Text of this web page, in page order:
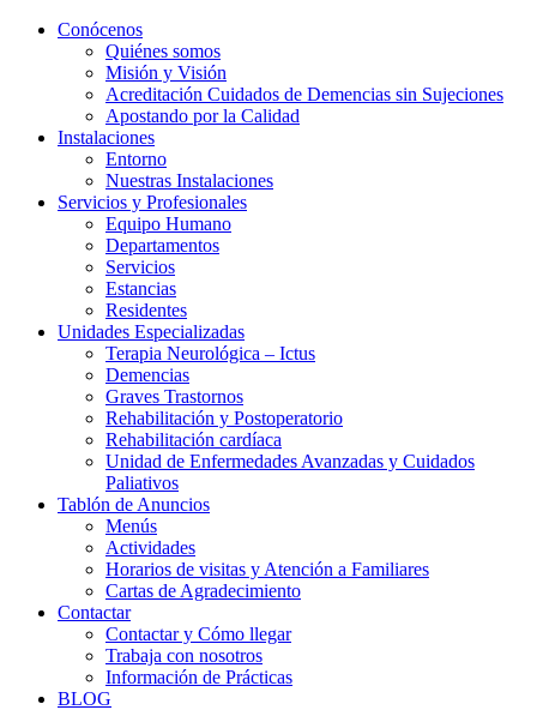
Conócenos
Quiénes somos
Misión y Visión
Acreditación Cuidados de Demencias sin Sujeciones
Apostando por la Calidad
Instalaciones
Entorno
Nuestras Instalaciones
Servicios y Profesionales
Equipo Humano
Departamentos
Servicios
Estancias
Residentes
Unidades Especializadas
Terapia Neurológica – Ictus
Demencias
Graves Trastornos
Rehabilitación y Postoperatorio
Rehabilitación cardíaca
Unidad de Enfermedades Avanzadas y Cuidados
Paliativos
Tablón de Anuncios
Menús
Actividades
Horarios de visitas y Atención a Familiares
Cartas de Agradecimiento
Contactar
Contactar y Cómo llegar
Trabaja con nosotros
Información de Prácticas
BLOG